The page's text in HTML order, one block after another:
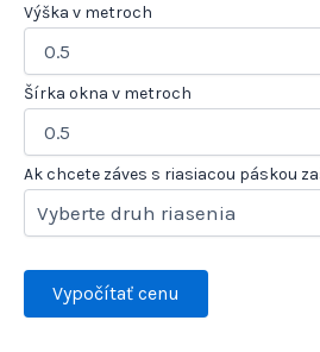
Výška v metroch
Šírka okna v metroch
Ak chcete záves s riasiacou páskou